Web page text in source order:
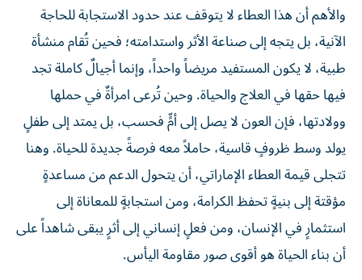
والأهم أن هذا العطاء لا يتوقف عند حدود الاستجابة للحاجة
الآنية، بل يتجه إلى صناعة الأثر واستدامته؛ فحين تُقام منشأة
طبية، لا يكون المستفيد مريضاً واحداً، وإنما أجيالٌ كاملة تجد
فيها حقها في العلاج والحياة. وحين تُرعى امرأةٌ في حملها
وولادتها، فإن العون لا يصل إلى أمٍّ فحسب، بل يمتد إلى طفلٍ
يولد وسط ظروفٍ قاسية، حاملاً معه فرصةً جديدة للحياة. وهنا
تتجلى قيمة العطاء الإماراتي، أن يتحول الدعم من مساعدةٍ
مؤقتة إلى بنيةٍ تحفظ الكرامة، ومن استجابةٍ للمعاناة إلى
استثمارٍ في الإنسان، ومن فعلٍ إنساني إلى أثرٍ يبقى شاهداً على
أن بناء الحياة هو أقوى صور مقاومة اليأس.